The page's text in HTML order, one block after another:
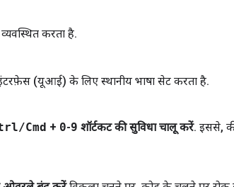
करता है.
(यूआई) के लिए स्थानीय भाषा सेट करता है.
/Cmd + 0-9 शॉर्टकट की सुविधा चालू करें. इससे,